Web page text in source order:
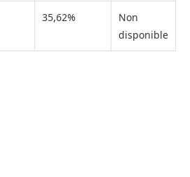
35,62%
Non
disponible